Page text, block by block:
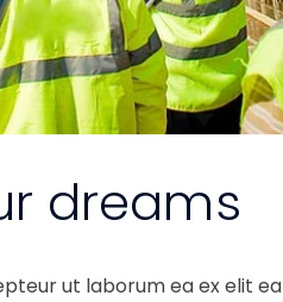
dreams
ut laborum ea ex elit ea